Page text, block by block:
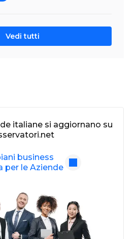
Vedi tutti
italiane si aggiornano su
business
per le Aziende